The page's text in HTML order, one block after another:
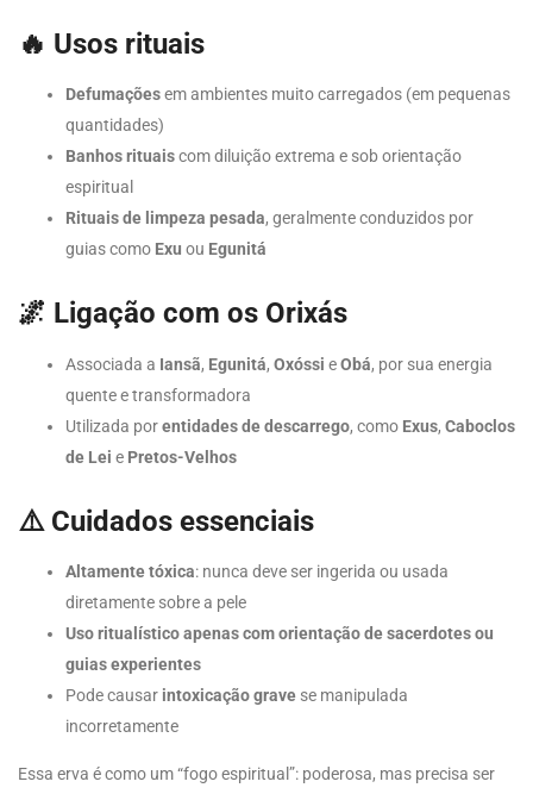
🔥 Usos rituais
Defumaçõesem ambientes muito carregados (em pequenas
quantidades)
Banhos rituaiscom diluição extrema e sob orientação
espiritual
Rituais de limpeza pesada, geralmente conduzidos por
guias como Exu ou Egunitá
🌌 Ligação com os Orixás
Associada a Iansã, Egunitá, Oxóssi eObá, por sua energia
quente e transformadora
Utilizada porentidades de descarrego, como Exus, Caboclos
de Lei e Pretos-Velhos
⚠️ Cuidados essenciais
Altamente tóxica: nunca deve ser ingerida ou usada
diretamente sobre a pele
Uso ritualístico apenas com orientação de sacerdotes ou
guias experientes
Pode causar intoxicação grave se manipulada
incorretamente
Essa erva é como um “fogo espiritual”: poderosa, mas precisa ser